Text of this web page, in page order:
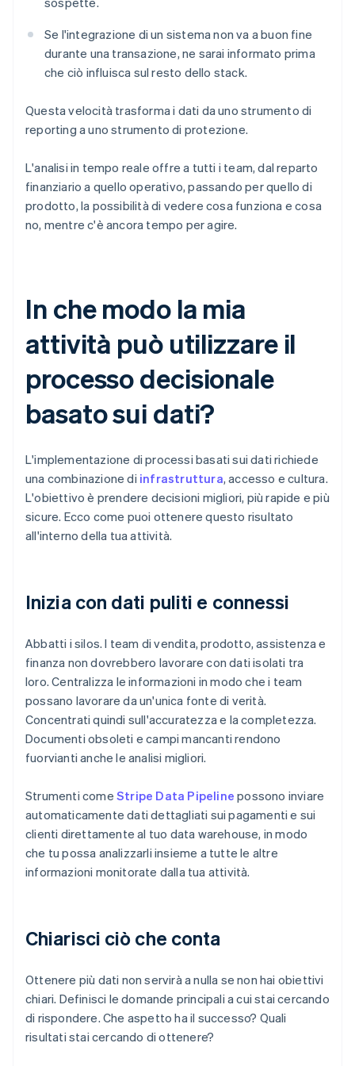
Se l'integrazione di un sistema non va a buon fine
durante una transazione, ne sarai informato prima
che ciò influisca sul resto dello stack.
Questa velocità trasforma i dati da uno strumento di
reporting a uno strumento di protezione.
L'analisi in tempo reale offre a tutti i team, dal reparto
finanziario a quello operativo, passando per quello di
prodotto, la possibilità di vedere cosa funziona e cosa
no, mentre c'è ancora tempo per agire.
In che modo la mia
attività può utilizzare il
processo decisionale
basato sui dati?
L'implementazione di processi basati sui dati richiede
una combinazione di infrastruttura, accesso e cultura.
L'obiettivo è prendere decisioni migliori, più rapide e più
sicure. Ecco come puoi ottenere questo risultato
all'interno della tua attività.
Inizia con dati puliti e connessi
Abbatti i silos. I team di vendita, prodotto, assistenza e
finanza non dovrebbero lavorare con dati isolati tra
loro. Centralizza le informazioni in modo che i team
possano lavorare da un'unica fonte di verità.
Concentrati quindi sull'accuratezza e la completezza.
Documenti obsoleti e campi mancanti rendono
fuorvianti anche le analisi migliori.
Strumenti come Stripe Data Pipeline possono inviare
automaticamente dati dettagliati sui pagamenti e sui
clienti direttamente al tuo data warehouse, in modo
che tu possa analizzarli insieme a tutte le altre
informazioni monitorate dalla tua attività.
Chiarisci ciò che conta
Ottenere più dati non servirà a nulla se non hai obiettivi
chiari. Definisci le domande principali a cui stai cercando
di rispondere. Che aspetto ha il successo? Quali
risultati stai cercando di ottenere?